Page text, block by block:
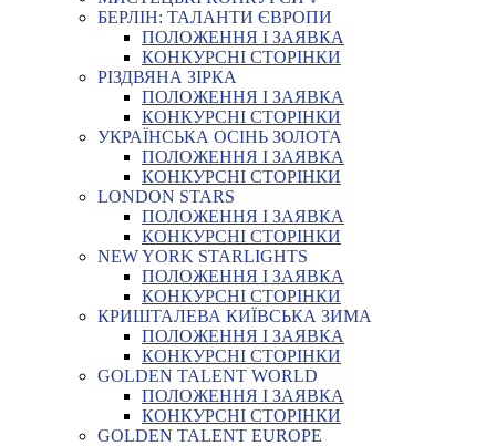
БЕРЛІН: ТАЛАНТИ ЄВРОПИ
ПОЛОЖЕННЯ І ЗАЯВКА
КОНКУРСНІ СТОРІНКИ
РІЗДВЯНА ЗІРКА
ПОЛОЖЕННЯ І ЗАЯВКА
КОНКУРСНІ СТОРІНКИ
УКРАЇНСЬКА ОСІНЬ ЗОЛОТА
ПОЛОЖЕННЯ І ЗАЯВКА
КОНКУРСНІ СТОРІНКИ
LONDON STARS
ПОЛОЖЕННЯ І ЗАЯВКА
КОНКУРСНІ СТОРІНКИ
NEW YORK STARLIGHTS
ПОЛОЖЕННЯ І ЗАЯВКА
КОНКУРСНІ СТОРІНКИ
КРИШТАЛЕВА КИЇВСЬКА ЗИМА
ПОЛОЖЕННЯ І ЗАЯВКА
КОНКУРСНІ СТОРІНКИ
GOLDEN TALENT WORLD
ПОЛОЖЕННЯ І ЗАЯВКА
КОНКУРСНІ СТОРІНКИ
GOLDEN TALENT EUROPE